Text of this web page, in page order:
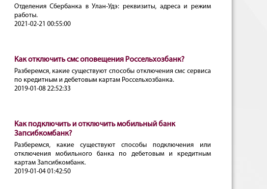
Отделения Сбербанка в Улан-Удэ: реквизиты, адреса и режим
работы.
2021-02-21 00:55:00
Как отключить смс оповещения Россельхозбанк?
Разберемся, какие существуют способы отключения смс сервиса
по кредитным и дебетовым картам Россельхозбанка.
2019-01-08 22:52:33
Как подключить и отключить мобильный банк
Запсибкомбанк?
Разберемся, какие существуют способы подключения или
отключения мобильного банка по дебетовым и кредитным
картам Запсибкомбанк.
2019-01-04 01:42:50